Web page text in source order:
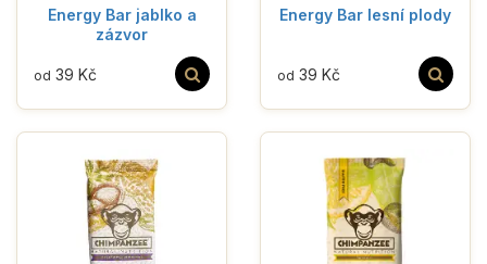
Energy Bar jablko a
zázvor
od 39 Kč
Energy Bar lesní plody
od 39 Kč